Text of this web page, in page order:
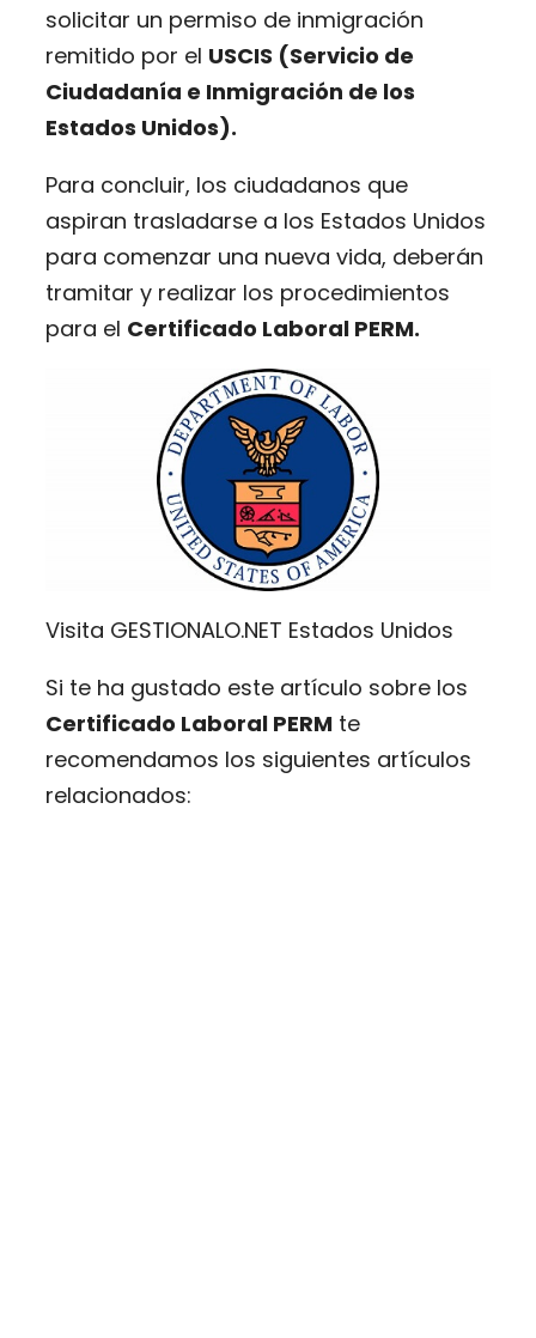
solicitar un permiso de inmigración
remitido por el USCIS (Servicio de
Ciudadanía e Inmigración de los
Estados Unidos).
Para concluir, los ciudadanos que
aspiran trasladarse a los Estados Unidos
para comenzar una nueva vida, deberán
tramitar y realizar los procedimientos
para el Certificado Laboral PERM.
Visita GESTIONALO.NET Estados Unidos
Si te ha gustado este artículo sobre los
Certificado Laboral PERM te
recomendamos los siguientes artículos
relacionados: